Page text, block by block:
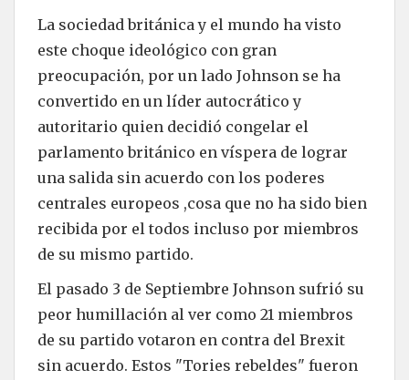
La sociedad británica y el mundo ha visto
este choque ideológico con gran
preocupación, por un lado Johnson se ha
convertido en un líder autocrático y
autoritario quien decidió congelar el
parlamento británico en víspera de lograr
una salida sin acuerdo con los poderes
centrales europeos ,cosa que no ha sido bien
recibida por el todos incluso por miembros
de su mismo partido.
El pasado 3 de Septiembre Johnson sufrió su
peor humillación al ver como 21 miembros
de su partido votaron en contra del Brexit
sin acuerdo. Estos "Tories rebeldes" fueron